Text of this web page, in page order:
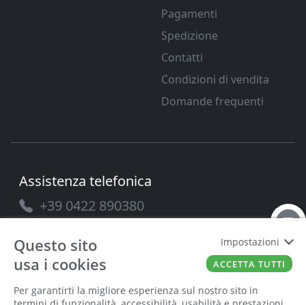
Pagamenti
Spedizione
Contatti
Condizioni di vendita
Domande frequenti
Assistenza telefonica
+39 0422 890380
Questo sito
usa i cookies
Per garantirti la migliore esperienza sul nostro sito in
Impostazioni
ACCETTA TUTTI